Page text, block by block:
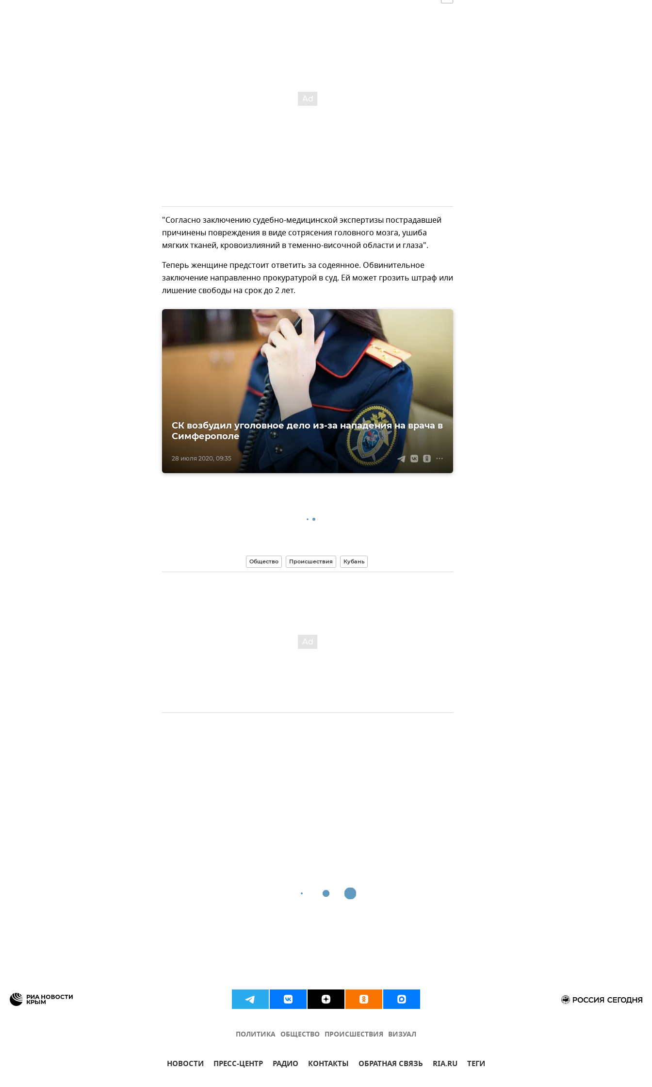
"Согласно заключению судебно-медицинской экспертизы пострадавшей
причинены повреждения в виде сотрясения головного мозга, ушиба
мягких тканей, кровоизлияний в теменно-височной области и глаза".
Теперь женщине предстоит ответить за содеянное. Обвинительное
заключение направленно прокуратурой в суд. Ей может грозить штраф или
лишение свободы на срок до 2 лет.
28 июля 2020, 09:35
СК возбудил уголовное дело из-за нападения на врача в
Симферополе
Общество Происшествия Кубань
ПОЛИТИКА ОБЩЕСТВО ПРОИСШЕСТВИЯ ВИЗУАЛ
НОВОСТИ ПРЕСС-ЦЕНТР РАДИО КОНТАКТЫ ОБРАТНАЯ СВЯЗЬ RIA.RU ТЕГИ